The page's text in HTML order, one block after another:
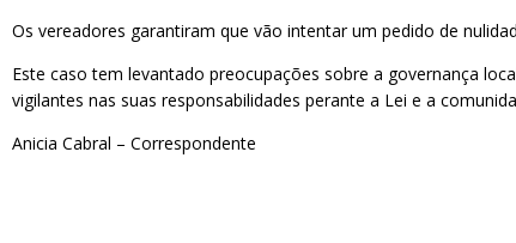
Os vereadores garantiram que vão intentar um pedido de
Este caso tem levantado preocupações sobre a governança
vigilantes nas suas responsabilidades perante a Lei e a
Anicia Cabral – Correspondente